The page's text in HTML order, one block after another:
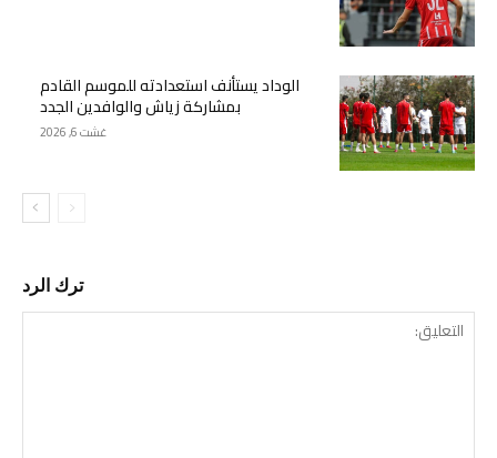
الوداد يستأنف استعدادته للموسم القادم
بمشاركة زياش والوافدين الجدد
غشت 6, 2026
ترك الرد